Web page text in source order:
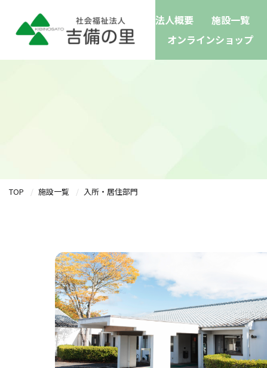
法人概要 施設一覧
オンラインショップ
TOP 施設一覧 入所・居住部門